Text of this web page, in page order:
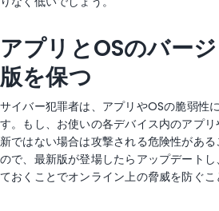
アプリとOSのバー
版を保つ
サイバー犯罪者は、アプリやOSの脆弱性
す。もし、お使いの各デバイス内のアプ
新ではない場合は攻撃される危険性があ
ので、最新版が登場したらアップデート
ておくことでオンライン上の脅威を防ぐこ